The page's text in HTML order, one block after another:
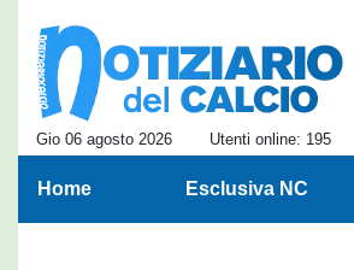
Gio 06 agosto 2026 Utenti online: 195
Home Esclusiva NC